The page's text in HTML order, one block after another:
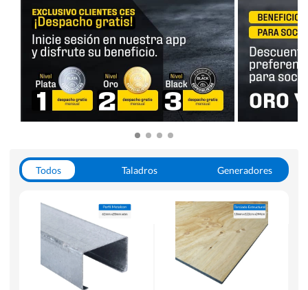
Todos Taladros
Generadores
Herramientas Manuales
Sierras Circulares